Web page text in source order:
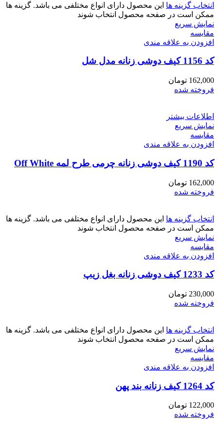
انتخاب گزینه ها این محصول دارای انواع مختلفی می باشد. گزینه ها
ممکن است در صفحه محصول انتخاب شوند
نمایش سریع
مقايسه
افزودن به علاقه مندی
کد 1156 کیف دوشی زنانه مدل شل
162,000 تومان
فروخته شده
اطلاعات بیشتر
نمایش سریع
مقايسه
افزودن به علاقه مندی
کد 1190 کیف دوشی زنانه چرمی طرح لمه Off White
162,000 تومان
فروخته شده
انتخاب گزینه ها این محصول دارای انواع مختلفی می باشد. گزینه ها
ممکن است در صفحه محصول انتخاب شوند
نمایش سریع
مقايسه
افزودن به علاقه مندی
کد 1233 کیف دوشی زنانه بغل زیپ
230,000 تومان
فروخته شده
انتخاب گزینه ها این محصول دارای انواع مختلفی می باشد. گزینه ها
ممکن است در صفحه محصول انتخاب شوند
نمایش سریع
مقايسه
افزودن به علاقه مندی
کد 1264 کیف زنانه بند پهن
122,000 تومان
فروخته شده